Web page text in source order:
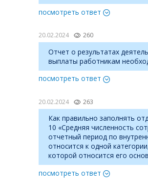
посмотреть ответ
20.02.2024 260
Отчет о результатах
выплаты работникам
посмотреть ответ
20.02.2024 263
Как правильно заполнять
10 «Средняя численность
отчетный период по
относится к одной
которой относится его
посмотреть ответ